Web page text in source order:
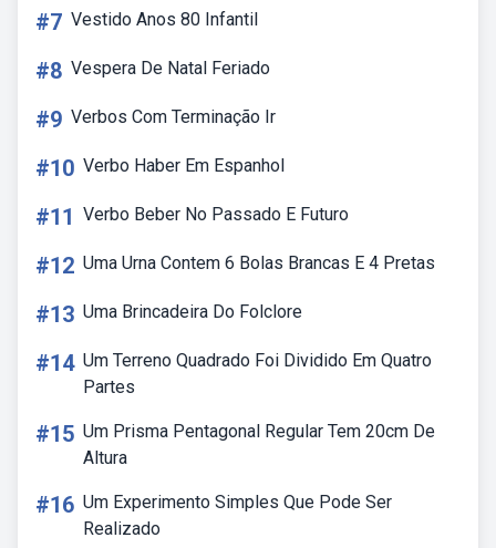
#7 Vestido Anos 80 Infantil
#8 Vespera De Natal Feriado
#9 Verbos Com Terminação Ir
#10 Verbo Haber Em Espanhol
#11 Verbo Beber No Passado E Futuro
#12 Uma Urna Contem 6 Bolas Brancas E 4 Pretas
#13 Uma Brincadeira Do Folclore
#14 Um Terreno Quadrado Foi Dividido Em Quatro
Partes
#15 Um Prisma Pentagonal Regular Tem 20cm De
Altura
#16 Um Experimento Simples Que Pode Ser
Realizado